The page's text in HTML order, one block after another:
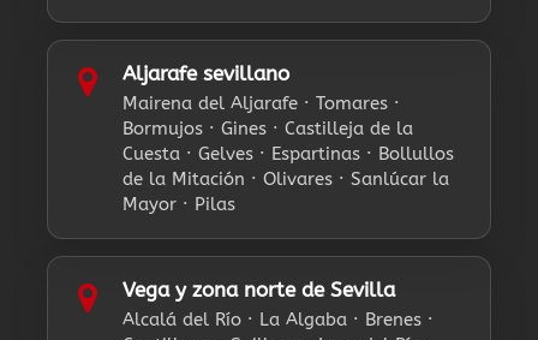
Aljarafe sevillano
Mairena del Aljarafe · Tomares ·
Bormujos · Gines · Castilleja de la
Cuesta · Gelves · Espartinas · Bollullos
de la Mitación · Olivares · Sanlúcar la
Mayor · Pilas
Vega y zona norte de Sevilla
Alcalá del Río · La Algaba · Brenes ·